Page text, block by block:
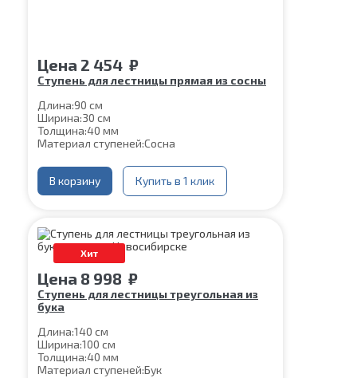
Цена 2 454 ₽
Ступень для лестницы прямая из сосны
Длина:90 см
Ширина:30 см
Толщина:40 мм
Материал ступеней:Сосна
В корзину Купить в 1 клик
Хит
Цена 8 998 ₽
Ступень для лестницы треугольная из
бука
Длина:140 см
Ширина:100 см
Толщина:40 мм
Материал ступеней:Бук